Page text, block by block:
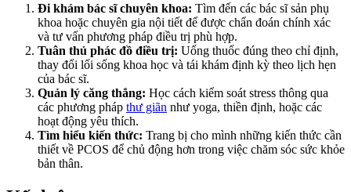
Đi khám bác sĩ chuyên khoa: Tìm đến các bác sĩ sản phụ
khoa hoặc chuyên gia nội tiết để được chẩn đoán chính xác
và tư vấn phương pháp điều trị phù hợp.
Tuân thủ phác đồ điều trị: Uống thuốc đúng theo chỉ định,
thay đổi lối sống khoa học và tái khám định kỳ theo lịch hẹn
của bác sĩ.
Quản lý căng thẳng: Học cách kiểm soát stress thông qua
các phương pháp thư giãn như yoga, thiền định, hoặc các
hoạt động yêu thích.
Tìm hiểu kiến thức: Trang bị cho mình những kiến thức cần
thiết về PCOS để chủ động hơn trong việc chăm sóc sức khỏe
bản thân.